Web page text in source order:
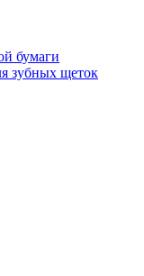
бумаги
зубных щеток